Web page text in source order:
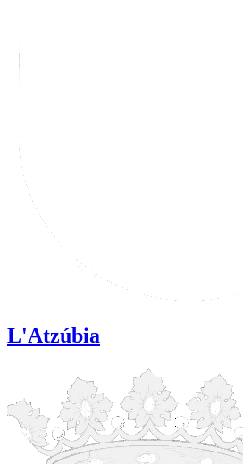
L'Atzúbia